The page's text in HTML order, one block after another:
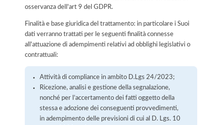
osservanza dell'art 9 del GDPR.
Finalità e base giuridica del trattamento: in particolare i Suoi
dati verranno trattati per le seguenti finalità connesse
all'attuazione di adempimenti relativi ad obblighi legislativi o
contrattuali:
Attività di compliance in ambito D.Lgs 24/2023;
Ricezione, analisi e gestione della segnalazione,
nonché per l’accertamento dei fatti oggetto della
stessa e adozione dei conseguenti provvedimenti,
in adempimento delle previsioni di cui al D. Lgs. 10